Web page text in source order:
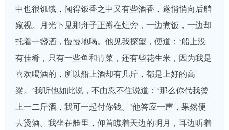
中也很饥饿，闻得饭香之中又有些酒香，遂悄悄向后艄
窥视。月光下见那舟子正蹲在灶旁，一边煮饭，一边却
托着一盏酒，慢慢地喝。他见我探望，便道：‘船上没
有佳肴，只有一些鱼和青菜，还有些花生米，因为我是
喜欢喝酒的，所以船上酒却有几斤，都是上好的高
粱。’我听他如此说，不由忍不住说道：‘那么你代我烫
上一二斤酒，我可一起付你钱。’他答应一声，果然便
去烫酒。我坐在舱里，仰首瞧着天边的明月，耳边听着